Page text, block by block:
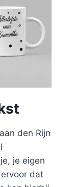
den Rijn
je eigen
dat